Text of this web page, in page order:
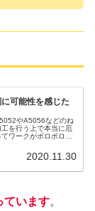
可能性を感じた
やA5056などのね
を行う上で本当に厄
ワークがボロボロに
2020.11.30
ています。